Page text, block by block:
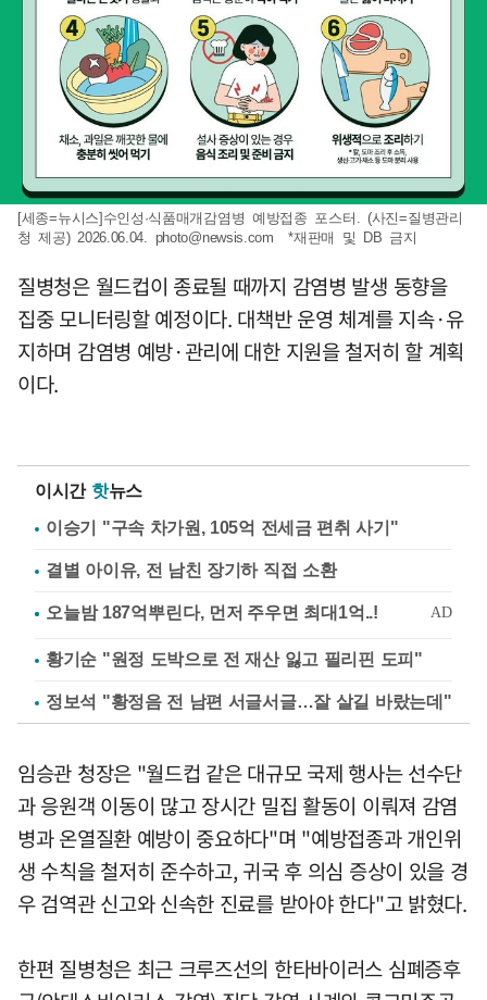
[세종=뉴시스]수인성·식품매개감염병 예방접종 포스터. (사진=질병관리
청 제공) 2026.06.04. photo@newsis.com *재판매 및 DB 금지
질병청은 월드컵이 종료될 때까지 감염병 발생 동향을
집중 모니터링할 예정이다. 대책반 운영 체계를 지속·유
지하며 감염병 예방·관리에 대한 지원을 철저히 할 계획
이다.
이시간 핫뉴스
이승기 "구속 차가원, 105억 전세금 편취 사기"
결별 아이유, 전 남친 장기하 직접 소환
황기순 "원정 도박으로 전 재산 잃고 필리핀 도피"
정보석 "황정음 전 남편 서글서글…잘 살길 바랐는데"
임승관 청장은 "월드컵 같은 대규모 국제 행사는 선수단
과 응원객 이동이 많고 장시간 밀집 활동이 이뤄져 감염
병과 온열질환 예방이 중요하다"며 "예방접종과 개인위
생 수칙을 철저히 준수하고, 귀국 후 의심 증상이 있을 경
우 검역관 신고와 신속한 진료를 받아야 한다"고 밝혔다.
한편 질병청은 최근 크루즈선의 한타바이러스 심폐증후